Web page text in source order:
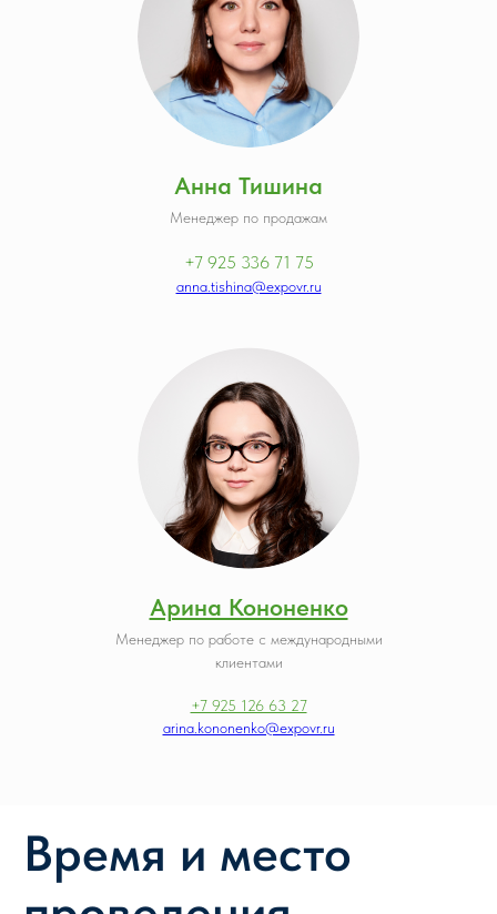
Анна Тишина
Менеджер по продажам
+7 925 336 71 75
anna.tishina@expovr.ru
Арина Кононенко
Менеджер по работе с международными
клиентами
+7 925 126 63 27
arina.kononenko@expovr.ru